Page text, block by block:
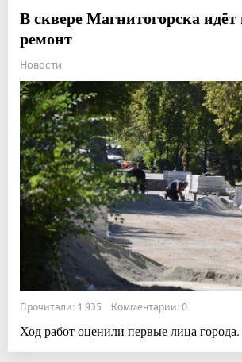
В сквере Магнитогорска
ремонт
Новости
Прочитали: 1 935 Комментарии: 0
Ход работ оценили первые лица города.